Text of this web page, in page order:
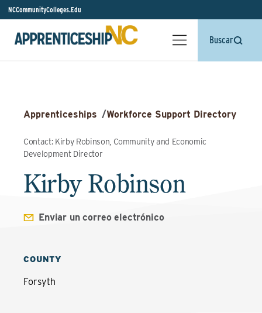
NCCommunityColleges.Edu
Buscar
Apprenticeships /Workforce Support Directory
Contact: Kirby Robinson, Community and Economic
Development Director
Kirby Robinson
Enviar un correo electrónico
COUNTY
Forsyth